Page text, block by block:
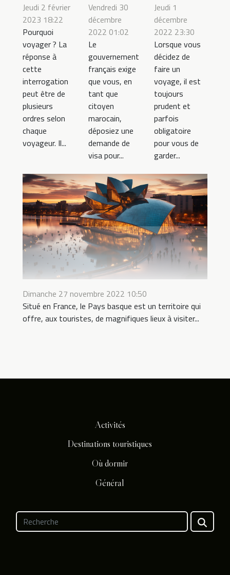
Jeudi 2 février
2023 18:22
Pourquoi
voyager ? La
réponse à
cette
interrogation
peut être de
plusieurs
ordres selon
chaque
voyageur. Il...
Vendredi 30
décembre
2022 01:02
Le
gouvernement
français exige
que vous, en
tant que
citoyen
marocain,
déposiez une
demande de
visa pour...
Jeudi 1
décembre
2022 23:30
Lorsque vous
décidez de
faire un
voyage, il est
toujours
prudent et
parfois
obligatoire
pour vous de
garder...
Dimanche 27 novembre 2022 10:50
Situé en France, le Pays basque est un territoire qui
offre, aux touristes, de magnifiques lieux à visiter...
Activités
Destinations touristiques
Où dormir
Général